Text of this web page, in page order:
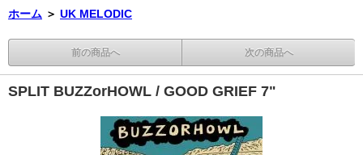
ホーム ＞ UK MELODIC
前の商品へ 次の商品へ
SPLIT BUZZorHOWL / GOOD GRIEF 7"